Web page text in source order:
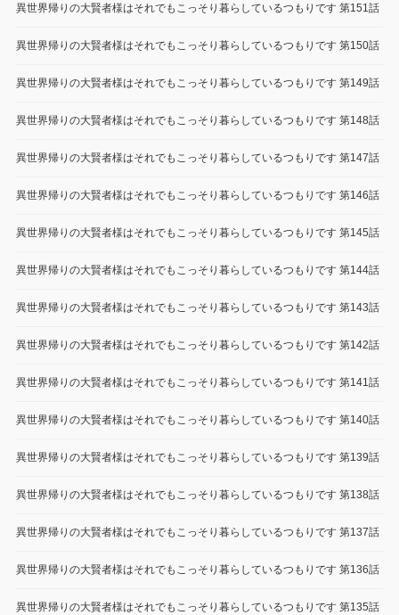
異世界帰りの大賢者様はそれでもこっそり暮らしているつもりです 第151話
異世界帰りの大賢者様はそれでもこっそり暮らしているつもりです 第150話
異世界帰りの大賢者様はそれでもこっそり暮らしているつもりです 第149話
異世界帰りの大賢者様はそれでもこっそり暮らしているつもりです 第148話
異世界帰りの大賢者様はそれでもこっそり暮らしているつもりです 第147話
異世界帰りの大賢者様はそれでもこっそり暮らしているつもりです 第146話
異世界帰りの大賢者様はそれでもこっそり暮らしているつもりです 第145話
異世界帰りの大賢者様はそれでもこっそり暮らしているつもりです 第144話
異世界帰りの大賢者様はそれでもこっそり暮らしているつもりです 第143話
異世界帰りの大賢者様はそれでもこっそり暮らしているつもりです 第142話
異世界帰りの大賢者様はそれでもこっそり暮らしているつもりです 第141話
異世界帰りの大賢者様はそれでもこっそり暮らしているつもりです 第140話
異世界帰りの大賢者様はそれでもこっそり暮らしているつもりです 第139話
異世界帰りの大賢者様はそれでもこっそり暮らしているつもりです 第138話
異世界帰りの大賢者様はそれでもこっそり暮らしているつもりです 第137話
異世界帰りの大賢者様はそれでもこっそり暮らしているつもりです 第136話
異世界帰りの大賢者様はそれでもこっそり暮らしているつもりです 第135話